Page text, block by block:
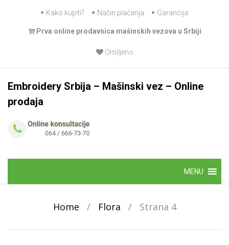
Skip
content
Kako kupiti? Način plaćanja Garancija
Prva online prodavnica mašinskih vezova u Srbiji
Omiljeno
Embroidery Srbija – Mašinski vez – Online
prodaja
content
MENU
Home / Flora / Strana 4